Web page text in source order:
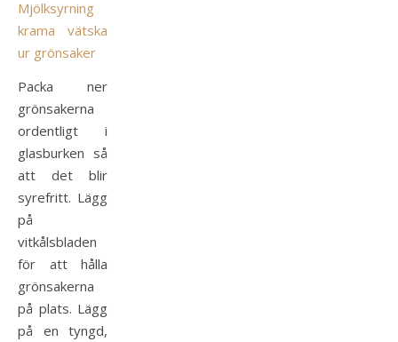
Packa ner
grönsakerna
ordentligt i
glasburken så
att det blir
syrefritt. Lägg
på
vitkålsbladen
för att hålla
grönsakerna
på plats. Lägg
på en tyngd,